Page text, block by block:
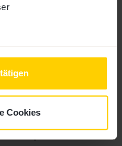
Cookies
des Kunden
zur Finanzwelt.
und
Business-Alltag
zum